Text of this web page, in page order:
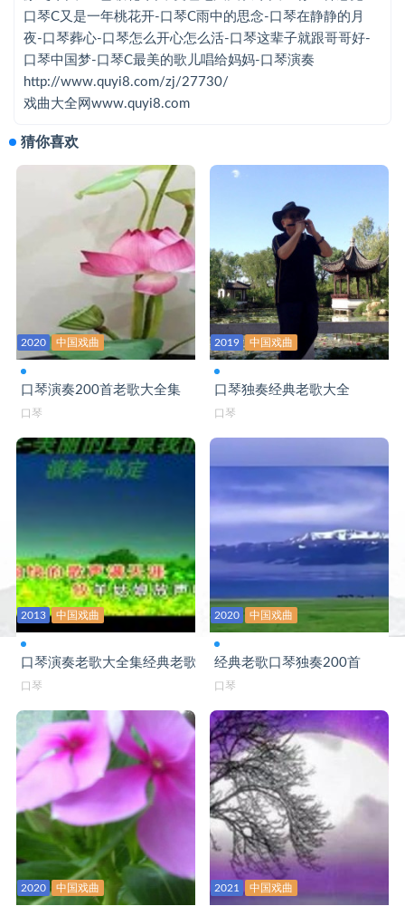
男人醉女人累-口琴C
难忘的那一天-口琴C
你还是从前的你吗-口琴
你莫走-口琴bB
你是我的家-口琴C
你偷走了我的心-口琴
陪你一起变老-口琴C
青春多美好-口琴C
清明雨上-口琴
秋风中的思念-口琴B
秋夜想你-口琴bB
让我们荡起双桨-口琴C
山楂树-口琴C
生命的呼唤-口琴C
守望相助-口琴B
思念码头-口琴A
送别-口琴B
送亲歌-口琴G
天使的身影-口琴
痛痛快快醉一回-口琴C
为你等待-口琴bB演奏
为友谊干杯-口琴C
口琴C又是一年桃花开-口琴C雨中的思念-口琴在静静的月
夜-口琴葬心-口琴怎么开心怎么活-口琴这辈子就跟哥哥好-
口琴中国梦-口琴C最美的歌儿唱给妈妈-口琴演奏
http://www.quyi8.com/zj/27730/
戏曲大全网www.quyi8.com
猜你喜欢
2020 中国戏曲
口琴演奏200首老歌大全集
口琴
2019 中国戏曲
口琴独奏经典老歌大全
口琴
2013 中国戏曲
口琴演奏老歌大全集经典老歌口琴版
口琴
2020 中国戏曲
经典老歌口琴独奏200首
口琴
2020 中国戏曲 2021 中国戏曲